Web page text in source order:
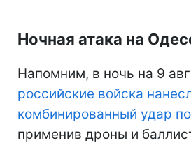
Ночная атака на
Напомним, в ночь на 9
российские войска
комбинированный удар
применив дроны и